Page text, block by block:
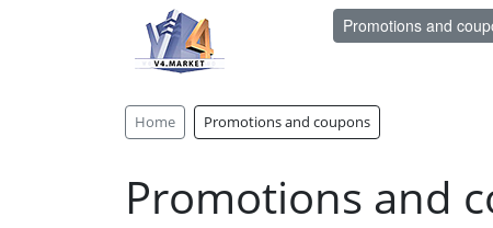
Promotions and
Home Promotions and coupons
Promotions and